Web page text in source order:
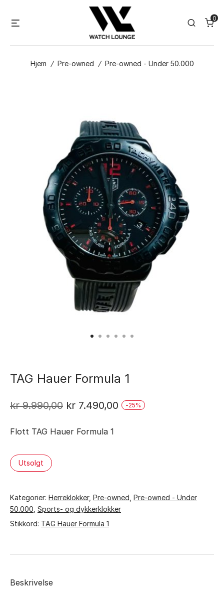
Search
0
Hjem / Pre-owned / Pre-owned - Under 50.000
TAG Hauer Formula 1
kr9.990,00 Opprinnelig
kr 7.490,00 Nåværende
-25%
Flott TAG Hauer Formula 1
Utsolgt
Kategorier: Herreklokker, Pre-owned Pre-owned - Under
50.000 Sports- og dykkerklokker
Stikkord: TAG Hauer Formula 1
Beskrivelse